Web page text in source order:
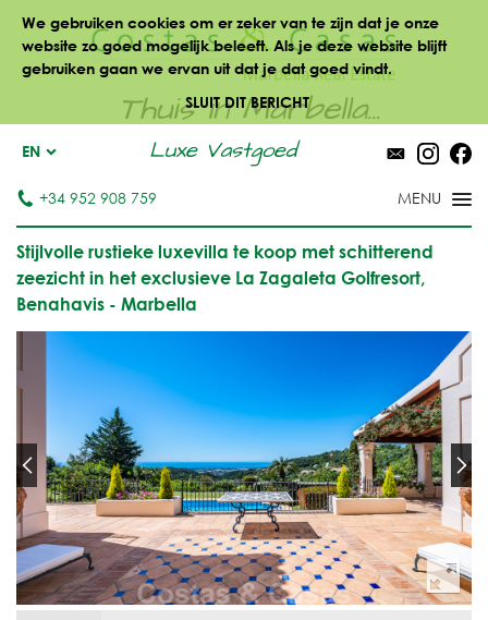
We gebruiken cookies om er zeker van te zijn dat je onze
website zo goed mogelijk beleeft. Als je deze website blijft
gebruiken gaan we ervan uit dat je dat goed vindt.
SLUIT DIT BERICHT
Thuis in Marbella...
Luxe Vastgoed
EN
+34 952 908 759
Stijlvolle rustieke luxevilla te koop met schitterend
zeezicht in het exclusieve La Zagaleta Golfresort,
Benahavis - Marbella